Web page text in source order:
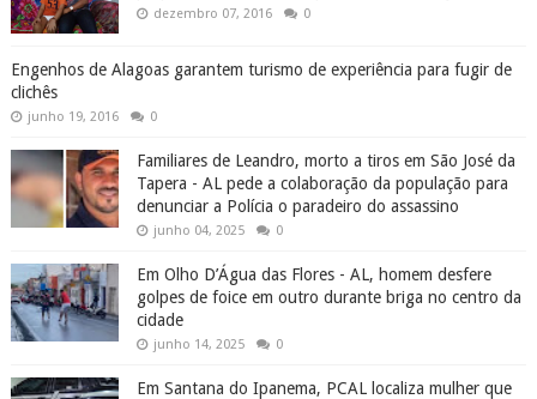
dezembro 07, 2016 0
Engenhos de Alagoas garantem turismo de experiência para fugir de
clichês
junho 19, 2016 0
Familiares de Leandro, morto a tiros em São José da
Tapera - AL pede a colaboração da população para
denunciar a Polícia o paradeiro do assassino
junho 04, 2025 0
Em Olho D’Água das Flores - AL, homem desfere
golpes de foice em outro durante briga no centro da
cidade
junho 14, 2025 0
Em Santana do Ipanema, PCAL localiza mulher que